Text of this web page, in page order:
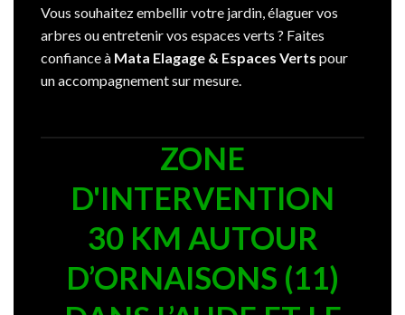
Vous souhaitez embellir votre jardin, élaguer vos
arbres ou entretenir vos espaces verts ? Faites
confiance à Mata Elagage & Espaces Verts pour
un accompagnement sur mesure.
ZONE
D'INTERVENTION
30 KM AUTOUR
D’ORNAISONS (11)